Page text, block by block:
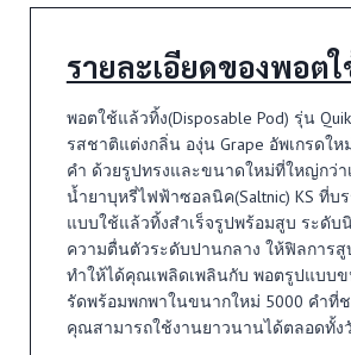
รายละเอียดของพอต
พอตใช้แล้วทิ้ง(Disposable Pod) รุ่น
รสชาติแต่งกลิ่น องุ่น Grape อัพเกรดให
คำ ด้วยรูปทรงและขนาดใหม่ที่ใหญ่กว่า
น้ำยาบุหรี่ไฟฟ้าซอลนิค(Saltnic) KS ที่บ
แบบใช้แล้วทิ้งสำเร็จรูปพร้อมสูบ ระดับ
ความตื่นตัวระดับปานกลาง ให้ฟิลการสู
ทำให้ได้คุณเพลิดเพลินกับ พอตรูปแบบข
รัดพร้อมพกพาในขนากใหม่ 5000 คำที่
คุณสามารถใช้งานยาวนานได้ตลอดทั้ง